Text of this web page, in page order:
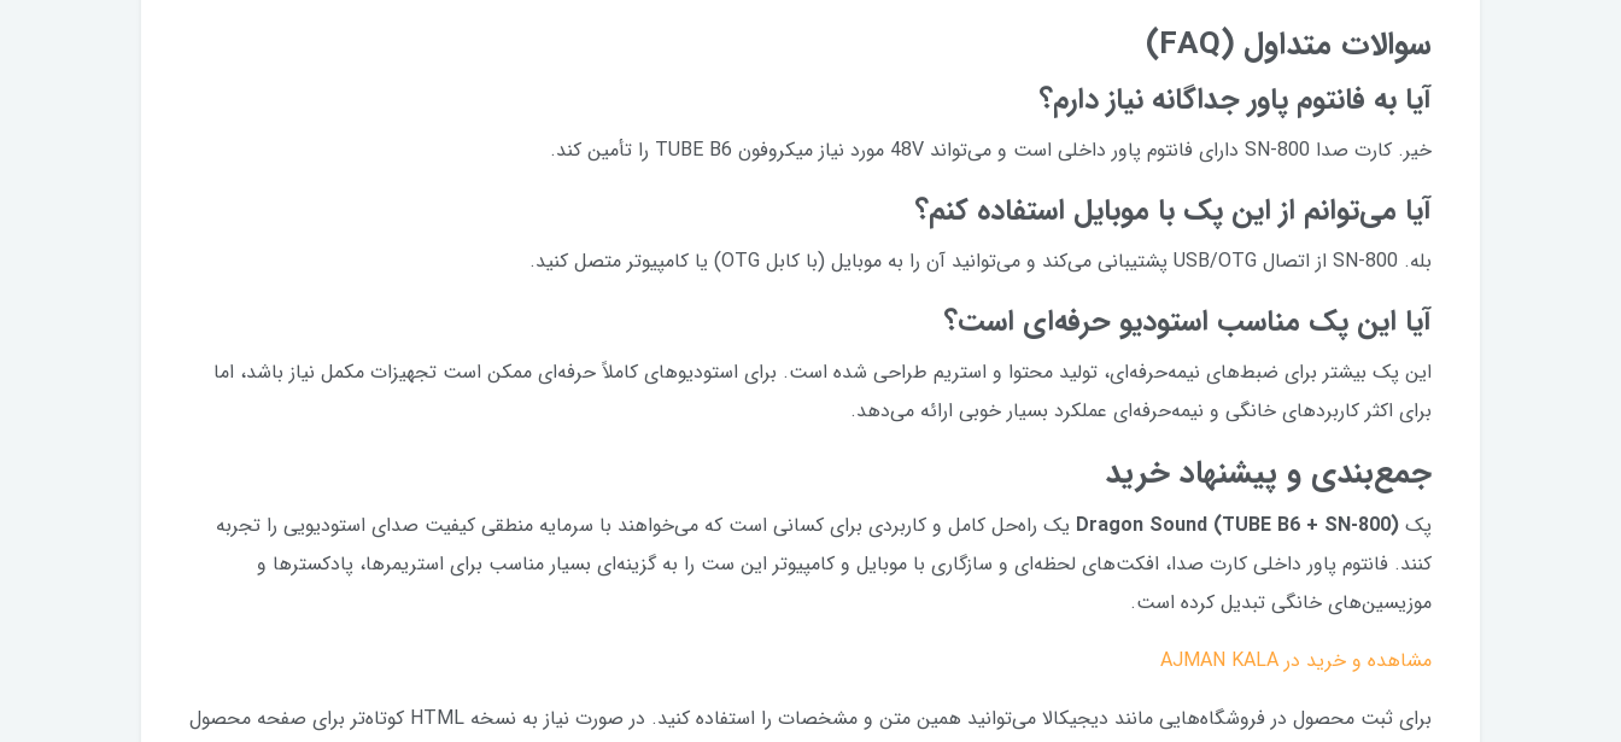
سوالات متداول (FAQ)
آیا به فانتوم پاور جداگانه نیاز دارم؟
خیر. کارت صدا SN-800 دارای فانتوم پاور داخلی است و می‌تواند 48V مورد نیاز میکروفون TUBE B6 را تأمین کند.
آیا می‌توانم از این پک با موبایل استفاده کنم؟
بله. SN-800 از اتصال USB/OTG پشتیبانی می‌کند و می‌توانید آن را به موبایل (با کابل OTG) یا کامپیوتر متصل کنید.
آیا این پک مناسب استودیو حرفه‌ای است؟
این پک بیشتر برای ضبط‌های نیمه‌حرفه‌ای، تولید محتوا و استریم طراحی شده است. برای استودیوهای کاملاً حرفه‌ای ممکن است تجهیزات مکمل نیاز باشد، اما
برای اکثر کاربردهای خانگی و نیمه‌حرفه‌ای عملکرد بسیار خوبی ارائه می‌دهد.
جمع‌بندی و پیشنهاد خرید
پک Dragon Sound (TUBE B6 + SN-800) یک راه‌حل کامل و کاربردی برای کسانی است که می‌خواهند با سرمایه منطقی کیفیت صدای استودیویی را تجربه
کنند. فانتوم پاور داخلی کارت صدا، افکت‌های لحظه‌ای و سازگاری با موبایل و کامپیوتر این ست را به گزینه‌ای بسیار مناسب برای استریمرها، پادکسترها و
موزیسین‌های خانگی تبدیل کرده است.
مشاهده و خرید در AJMAN KALA
برای ثبت محصول در فروشگاه‌هایی مانند دیجیکالا می‌توانید همین متن و مشخصات را استفاده کنید. در صورت نیاز به نسخه HTML کوتاه‌تر برای صفحه محصول